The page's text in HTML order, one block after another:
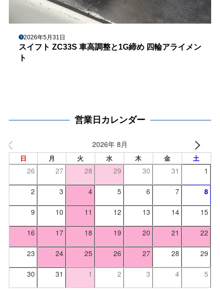
2026年5月31日
スイフト ZC33S 車高調整と1G締め 四輪アライメン
ト
営業日カレンダー
2026年 8月
日 月 火 水 木 金 土
26 27 28 29 30 31 1
2 3 4 5 6 7 8
9 10 11 12 13 14 15
16 17 18 19 20 21 22
23 24 25 26 27 28 29
30 31 1 2 3 4 5